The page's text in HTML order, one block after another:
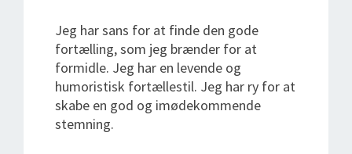
Jeg har sans for at finde den gode
fortælling, som jeg brænder for at
formidle. Jeg har en levende og
humoristisk fortællestil. Jeg har ry for at
skabe en god og imødekommende
stemning.